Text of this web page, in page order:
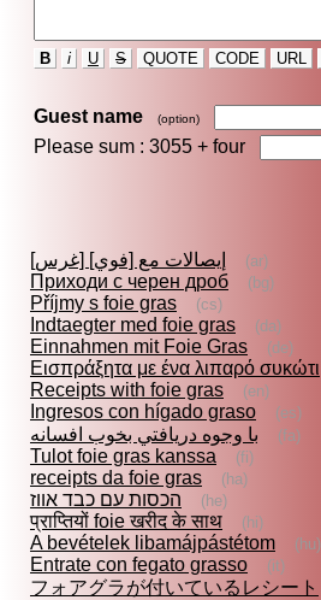
B i U S QUOTE CODE URL
Guest name (option)
Please sum : 3055 + four
إيصالات مع [فوي] [غرس] (ar)
Приходи с черен дроб (bg)
Příjmy s foie gras (cs)
Indtaegter med foie gras (da)
Einnahmen mit Foie Gras (de)
Εισπράξητα με ένα λιπαρό συκώτι
Receipts with foie gras (en)
Ingresos con hígado graso (es)
با وجوه دريافتي بخوب افسانه (fa)
Tulot foie gras kanssa (fi)
receipts da foie gras (ha)
הכסות עם כבד אווז (he)
प्राप्तियों foie खरीद के साथ (hi)
A bevételek libamájpástétom (hu)
Entrate con fegato grasso (it)
フォアグラが付いているレシート